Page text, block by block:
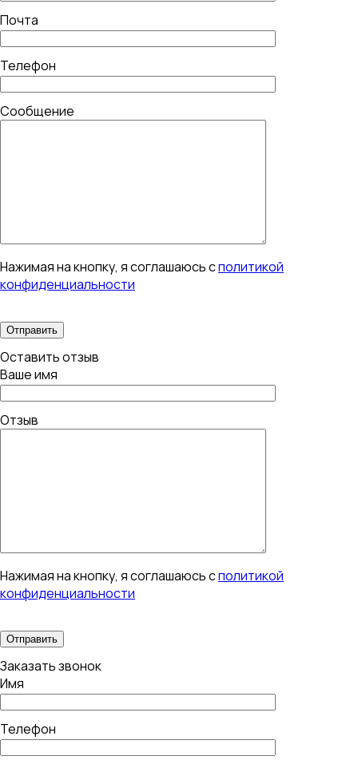
Почта
Телефон
Сообщение
Нажимая на кнопку, я соглашаюсь сполитикой
конфиденциальности
Оставить отзыв
Ваше имя
Отзыв
Нажимая на кнопку, я соглашаюсь сполитикой
конфиденциальности
Заказать звонок
Имя
Телефон